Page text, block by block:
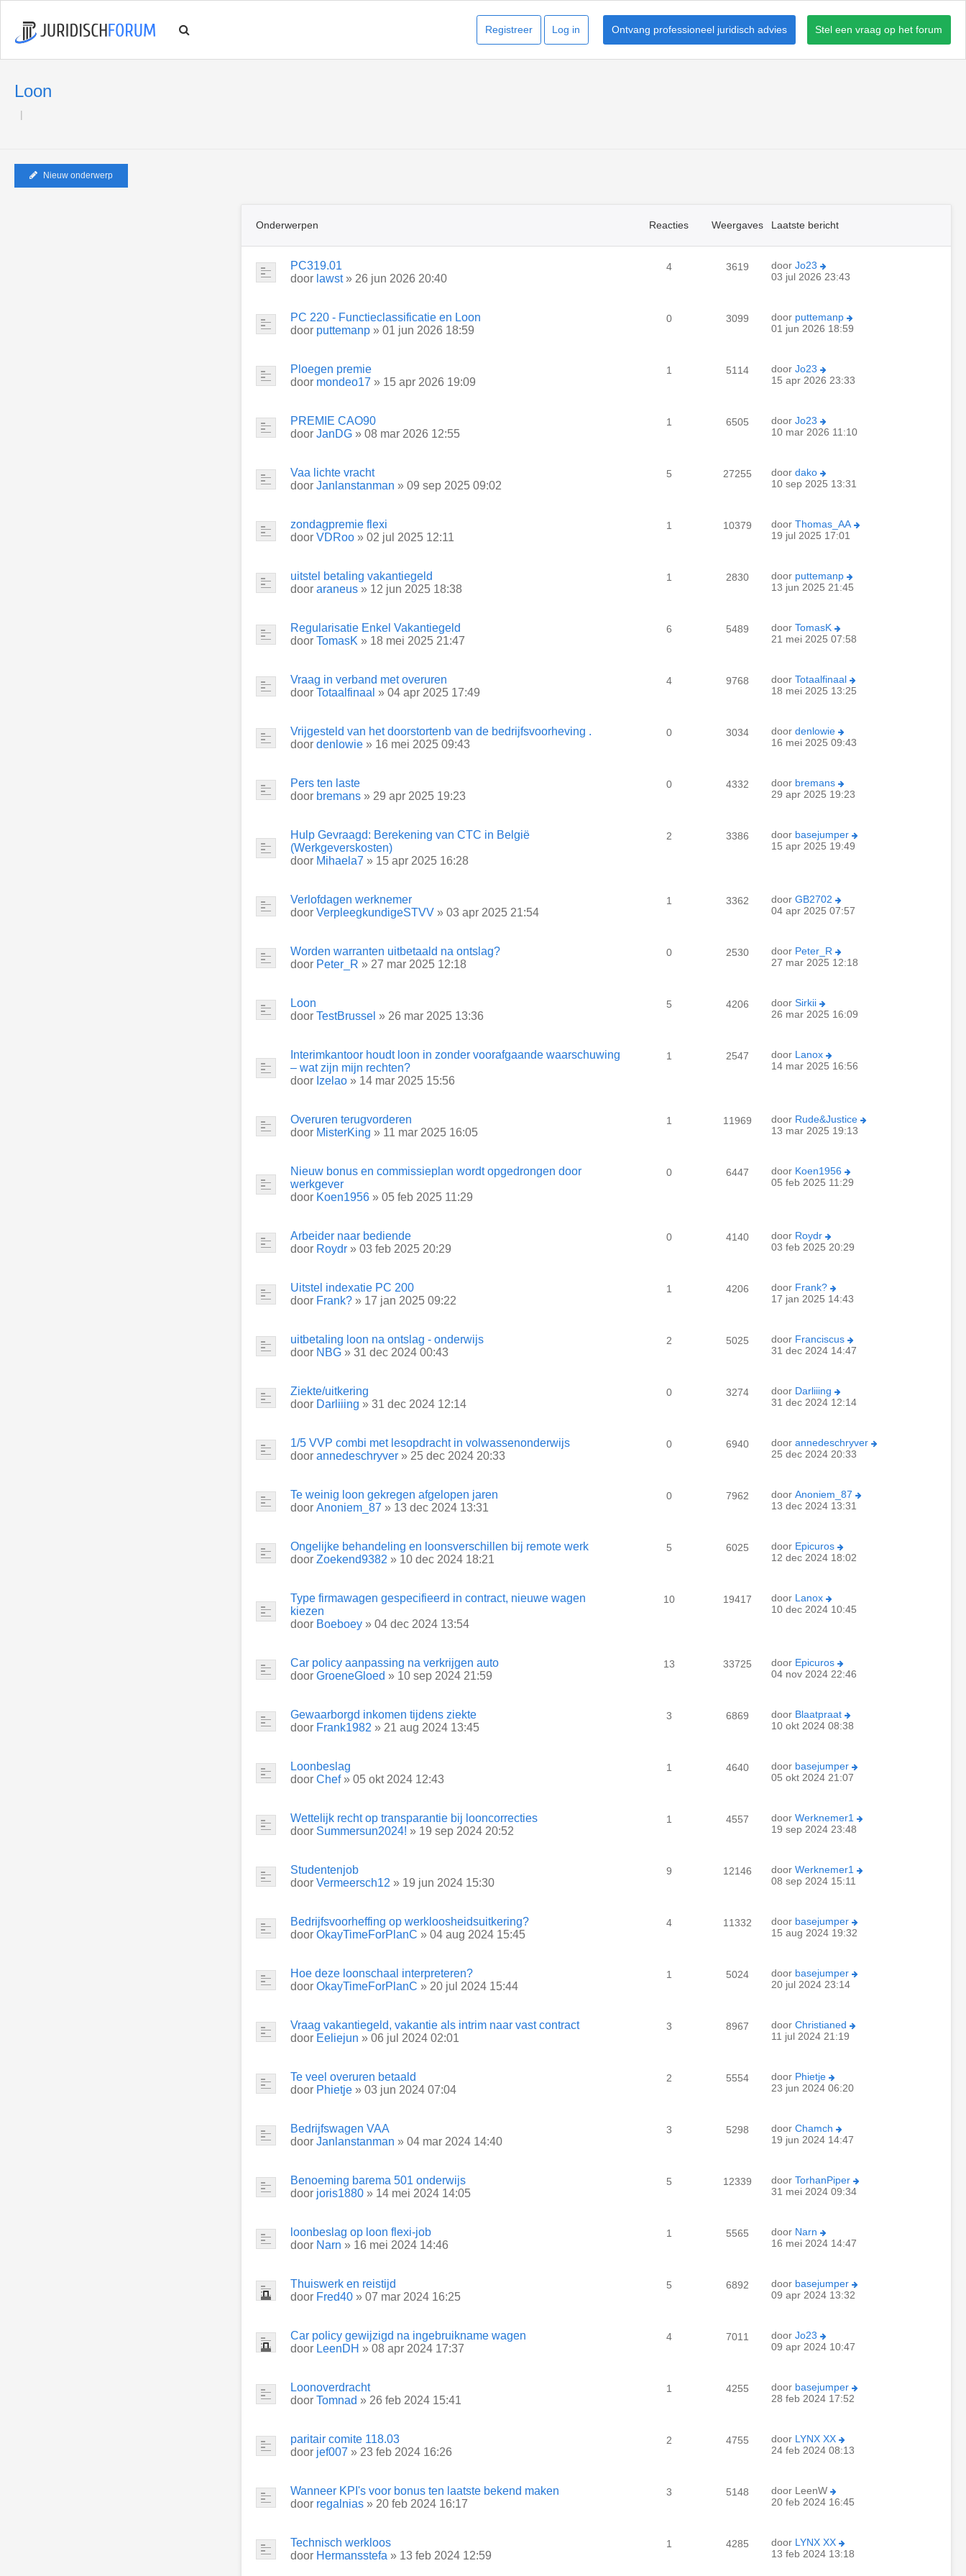
Stel een vraag op het forum
Ontvang professioneel juridisch advies
Log in
Registreer
Loon
Nieuw onderwerp
Onderwerpen Reacties Weergaves Laatste bericht
PC319.01
door lawst» 26 jun 2026 20:40
4 3619 door Jo23
03 jul 2026 23:43
PC 220 - Functieclassificatie en Loon
door puttemanp » 01 jun 2026 18:59
0 3099 door puttemanp
01 jun 2026 18:59
Ploegen premie
door mondeo17 » 15 apr 2026 19:09
1 5114 door Jo23
15 apr 2026 23:33
PREMIE CAO90
door JanDG » 08 mar 2026 12:55
1 6505 door Jo23
10 mar 2026 11:10
Vaa lichte vracht
door Janlanstanman » 09 sep 2025 09:02
5 27255 door dako
10 sep 2025 13:31
zondagpremie flexi
door VDRoo » 02 jul 2025 12:11
1 10379 door Thomas_AA
19 jul 2025 17:01
uitstel betaling vakantiegeld
door araneus » 12 jun 2025 18:38
1 2830 door puttemanp
13 jun 2025 21:45
Regularisatie Enkel Vakantiegeld
door TomasK » 18 mei 2025 21:47
6 5489 door TomasK
21 mei 2025 07:58
Vraag in verband met overuren
door Totaalfinaal » 04 apr 2025 17:49
4 9768 door Totaalfinaal
18 mei 2025 13:25
Vrijgesteld van het doorstortenb van de bedrijfsvoorheving .
door denlowie » 16 mei 2025 09:43
0 3034 door denlowie
16 mei 2025 09:43
Pers ten laste
door bremans » 29 apr 2025 19:23
0 4332 door bremans
29 apr 2025 19:23
Hulp Gevraagd: Berekening van CTC in België
(Werkgeverskosten)
door Mihaela7 » 15 apr 2025 16:28
2 3386 door basejumper
15 apr 2025 19:49
Verlofdagen werknemer
door VerpleegkundigeSTVV » 03 apr 2025 21:54
1 3362 door GB2702
04 apr 2025 07:57
Worden warranten uitbetaald na ontslag?
door Peter_R » 27 mar 2025 12:18
0 2530 door Peter_R
27 mar 2025 12:18
Loon
door TestBrussel » 26 mar 2025 13:36
5 4206 door Sirkii
26 mar 2025 16:09
Interimkantoor houdt loon in zonder voorafgaande waarschuwing
– wat zijn mijn rechten?
door Izelao » 14 mar 2025 15:56
1 2547 door Lanox
14 mar 2025 16:56
Overuren terugvorderen
door MisterKing » 11 mar 2025 16:05
1 11969 door Rude&Justice
13 mar 2025 19:13
Nieuw bonus en commissieplan wordt opgedrongen door
werkgever
door Koen1956 » 05 feb 2025 11:29
0 6447 door Koen1956
05 feb 2025 11:29
Arbeider naar bediende
door Roydr » 03 feb 2025 20:29
0 4140 door Roydr
03 feb 2025 20:29
Uitstel indexatie PC 200
door Frank? » 17 jan 2025 09:22
1 4206 door Frank?
17 jan 2025 14:43
uitbetaling loon na ontslag - onderwijs
door NBG » 31 dec 2024 00:43
2 5025 door Franciscus
31 dec 2024 14:47
Ziekte/uitkering
door Darliiing » 31 dec 2024 12:14
0 3274 door Darliiing
31 dec 2024 12:14
1/5 VVP combi met lesopdracht in volwassenonderwijs
door annedeschryver » 25 dec 2024 20:33
0 6940 door annedeschryver
25 dec 2024 20:33
Te weinig loon gekregen afgelopen jaren
door Anoniem_87 » 13 dec 2024 13:31
0 7962 door Anoniem_87
13 dec 2024 13:31
Ongelijke behandeling en loonsverschillen bij remote werk
door Zoekend9382 » 10 dec 2024 18:21
5 6025 door Epicuros
12 dec 2024 18:02
Type firmawagen gespecifieerd in contract, nieuwe wagen
kiezen
door Boeboey » 04 dec 2024 13:54
10 19417 door Lanox
10 dec 2024 10:45
Car policy aanpassing na verkrijgen auto
door GroeneGloed » 10 sep 2024 21:59
13 33725 door Epicuros
04 nov 2024 22:46
Gewaarborgd inkomen tijdens ziekte
door Frank1982 » 21 aug 2024 13:45
3 6869 door Blaatpraat
10 okt 2024 08:38
Loonbeslag
door Chef» 05 okt 2024 12:43
1 4640 door basejumper
05 okt 2024 21:07
Wettelijk recht op transparantie bij looncorrecties
door Summersun2024! » 19 sep 2024 20:52
1 4557 door Werknemer1
19 sep 2024 23:48
Studentenjob
door Vermeersch12 » 19 jun 2024 15:30
9 12146 door Werknemer1
08 sep 2024 15:11
Bedrijfsvoorheffing op werkloosheidsuitkering?
door OkayTimeForPlanC » 04 aug 2024 15:45
4 11332 door basejumper
15 aug 2024 19:32
Hoe deze loonschaal interpreteren?
door OkayTimeForPlanC » 20 jul 2024 15:44
1 5024 door basejumper
20 jul 2024 23:14
Vraag vakantiegeld, vakantie als intrim naar vast contract
door Eeliejun » 06 jul 2024 02:01
3 8967 door Christianed
11 jul 2024 21:19
Te veel overuren betaald
door Phietje » 03 jun 2024 07:04
2 5554 door Phietje
23 jun 2024 06:20
Bedrijfswagen VAA
door Janlanstanman » 04 mar 2024 14:40
3 5298 door Chamch
19 jun 2024 14:47
Benoeming barema 501 onderwijs
door joris1880 » 14 mei 2024 14:05
5 12339 door TorhanPiper
31 mei 2024 09:34
loonbeslag op loon flexi-job
door Narn » 16 mei 2024 14:46
1 5565 door Narn
16 mei 2024 14:47
Thuiswerk en reistijd
door Fred40 » 07 mar 2024 16:25
5 6892 door basejumper
09 apr 2024 13:32
Car policy gewijzigd na ingebruikname wagen
door LeenDH » 08 apr 2024 17:37
4 7011 door Jo23
09 apr 2024 10:47
Loonoverdracht
door Tomnad » 26 feb 2024 15:41
1 4255 door basejumper
28 feb 2024 17:52
paritair comite 118.03
door jef007 » 23 feb 2024 16:26
2 4755 door LYNX XX
24 feb 2024 08:13
Wanneer KPI's voor bonus ten laatste bekend maken
door regalnias » 20 feb 2024 16:17
3 5148 door LeenW
20 feb 2024 16:45
Technisch werkloos
door Hermansstefa » 13 feb 2024 12:59
1 4285 door LYNX XX
13 feb 2024 13:18